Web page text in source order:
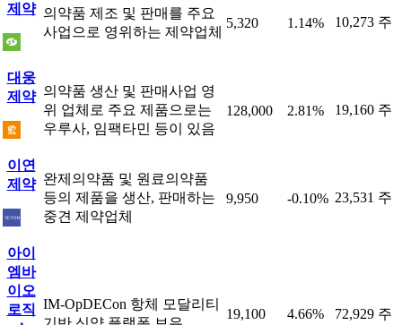
제약 의약품 제조 및 판매를 주요
사업으로 영위하는 제약업체
5,320 1.14% 10,273 주
대웅
제약 의약품 생산 및 판매사업 영
위 업체로 주요 제품으로는
우루사, 임팩타민 등이 있음
128,000 2.81% 19,160 주
이연
제약 완제의약품 및 원료의약품
등의 제품을 생산, 판매하는
중견 제약업체
9,950 -0.10% 23,531 주
아이
엠바
이오
로직 IM-OpDECon 항체 모달리티
19,100 4.66% 72,929 주